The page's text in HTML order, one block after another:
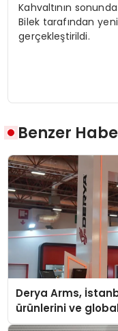
Kahvaltının
Bilek tarafından
gerçekleştirildi.
Benzer
Derya Arms,
ürünlerini ve